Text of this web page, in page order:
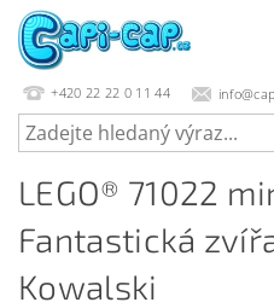
+420 22 22 0 11 44
LEGO® 71022
Fantastická
Kowalski